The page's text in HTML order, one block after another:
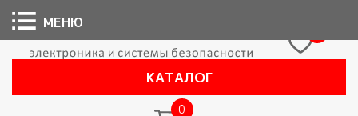
КАТАЛОГ
0
МЕНЮ